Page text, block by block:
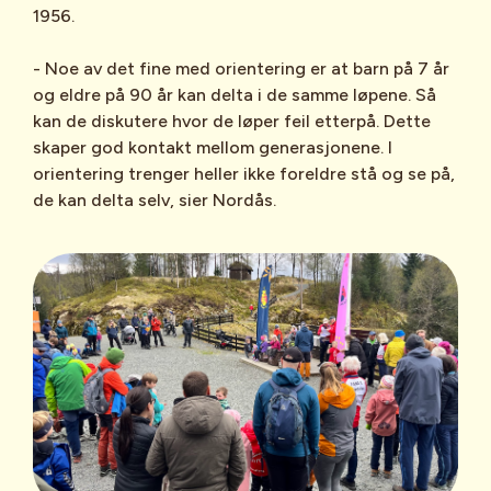
1956.
- Noe av det fine med orientering er at barn på 7 år
og eldre på 90 år kan delta i de samme løpene. Så
kan de diskutere hvor de løper feil etterpå. Dette
skaper god kontakt mellom generasjonene. I
orientering trenger heller ikke foreldre stå og se på,
de kan delta selv, sier Nordås.